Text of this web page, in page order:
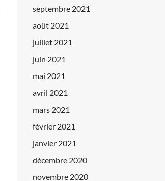
septembre 2021
août 2021
juillet 2021
juin 2021
mai 2021
avril 2021
mars 2021
février 2021
janvier 2021
décembre 2020
novembre 2020